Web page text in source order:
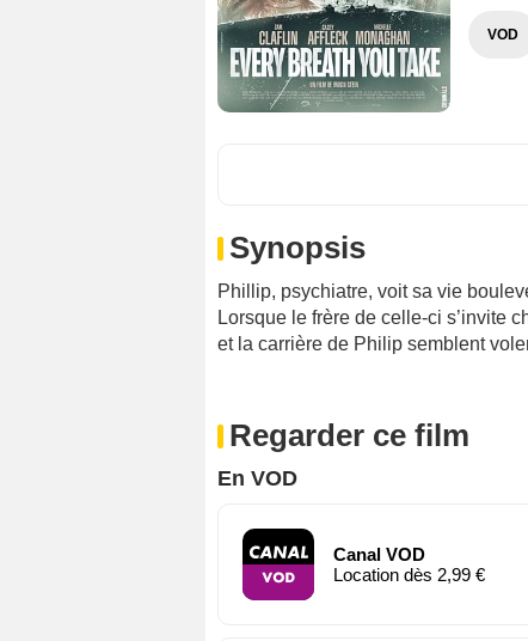
VOD
Synopsis
Phillip, psychiatre, voit sa vie
Lorsque le frère de celle-ci s’invite
et la carrière de Philip semblent
Regarder ce film
En VOD
Canal VOD
Location dès 2,99 €